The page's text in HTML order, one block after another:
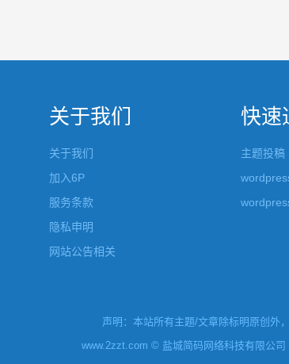
关于我们
关于我们
加入6P
服务条款
隐私申明
网站公告相关
快速
主题投稿
声明：本站所有主题/文章除标明原创外
www.2zzt.com © 盐城简码网络科技有限公